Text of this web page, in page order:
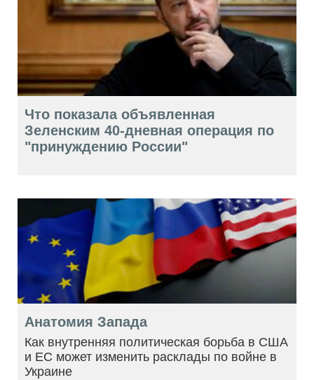
Что показала объявленная
Зеленским 40-дневная операция по
"принуждению России"
Анатомия Запада
Как внутренняя политическая борьба в США
и ЕС может изменить расклады по войне в
Украине